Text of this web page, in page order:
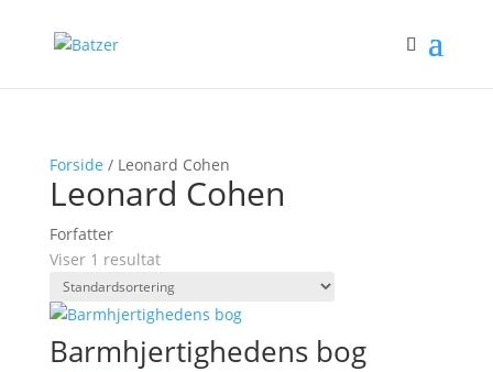
Forside / Leonard Cohen
Leonard Cohen
Forfatter
Viser 1 resultat
Barmhjertighedens bog